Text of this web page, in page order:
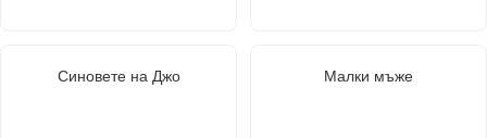
Синовете на Джо Малки мъже